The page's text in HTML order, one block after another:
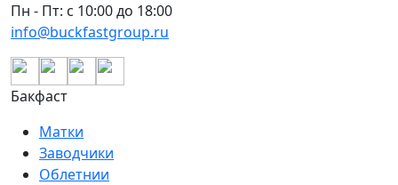
Бакфаст
Матки
Заводчики
Облетнии
Пн - Пт: с 10:00 до 18:00
info@buckfastgroup.ru